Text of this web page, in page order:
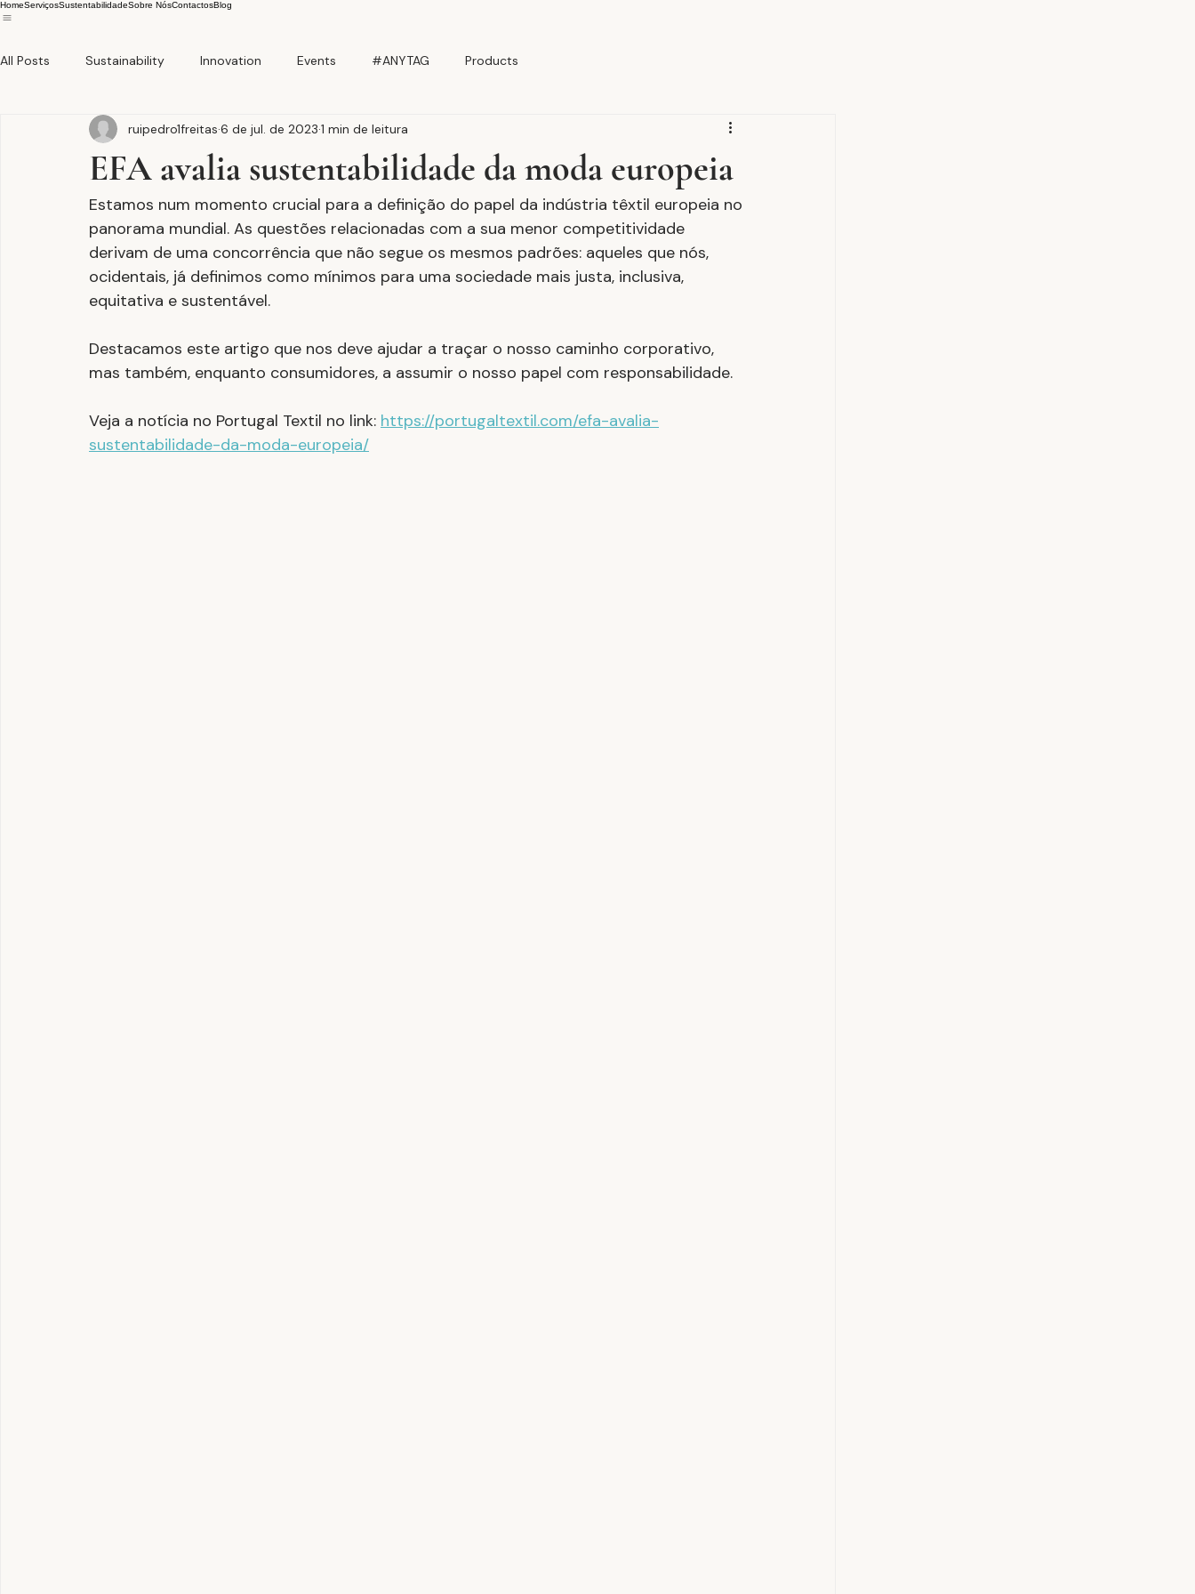
HomeServiçosSustentabilidadeSobre NósContactosBlog
All Posts Sustainability Innovation Events #ANYTAG Products
EFA avalia sustentabilidade da moda europeia
ruipedro1freitas 6 de jul. de 2023 1 min de leitura
Estamos num momento crucial para a definição do papel da indústria têxtil europeia no
panorama mundial. As questões relacionadas com a sua menor competitividade
derivam de uma concorrência que não segue os mesmos padrões: aqueles que nós,
ocidentais, já definimos como mínimos para uma sociedade mais justa, inclusiva,
equitativa e sustentável.
Destacamos este artigo que nos deve ajudar a traçar o nosso caminho corporativo,
mas também, enquanto consumidores, a assumir o nosso papel com responsabilidade.
Veja a notícia no Portugal Textil no link: https://portugaltextil.com/efa-avalia-
sustentabilidade-da-moda-europeia/